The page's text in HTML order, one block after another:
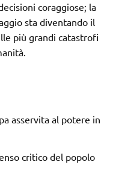
coraggiose; la
sta diventando il
più grandi catastrofi
asservita al potere in
critico del popolo